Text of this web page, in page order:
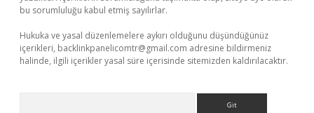
bu sorumluluğu kabul etmiş sayılırlar.
Hukuka ve yasal düzenlemelere aykırı olduğunu düşündüğünüz
içerikleri, backlinkpanelicomtr@gmail.com adresine bildirmeniz
halinde, ilgili içerikler yasal süre içerisinde sitemizden kaldırılacaktır.